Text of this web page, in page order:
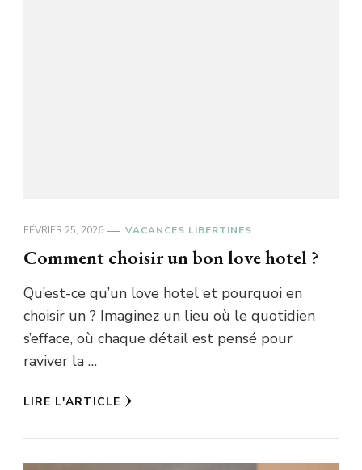
FÉVRIER 25, 2026 VACANCES LIBERTINES
Comment choisir un bon love hotel ?
Qu’est-ce qu’un love hotel et pourquoi en
choisir un ? Imaginez un lieu où le quotidien
s’efface, où chaque détail est pensé pour
raviver la …
LIRE L'ARTICLE